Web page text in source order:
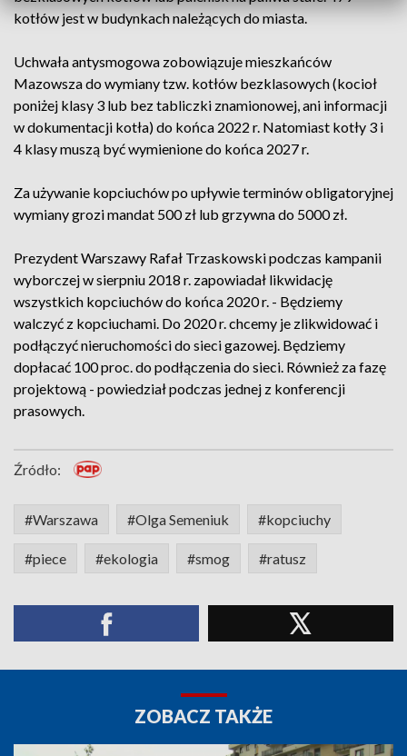
kotłów jest w budynkach należących do miasta.
Uchwała antysmogowa zobowiązuje mieszkańców
Mazowsza do wymiany tzw. kotłów bezklasowych (kocioł
poniżej klasy 3 lub bez tabliczki znamionowej, ani informacji
w dokumentacji kotła) do końca 2022 r. Natomiast kotły 3 i
4 klasy muszą być wymienione do końca 2027 r.
Za używanie kopciuchów po upływie terminów obligatoryjnej
wymiany grozi mandat 500 zł lub grzywna do 5000 zł.
Prezydent Warszawy Rafał Trzaskowski podczas kampanii
wyborczej w sierpniu 2018 r. zapowiadał likwidację
wszystkich kopciuchów do końca 2020 r. - Będziemy
walczyć z kopciuchami. Do 2020 r. chcemy je zlikwidować i
podłączyć nieruchomości do sieci gazowej. Będziemy
dopłacać 100 proc. do podłączenia do sieci. Również za fazę
projektową - powiedział podczas jednej z konferencji
prasowych.
Źródło:
#Warszawa #Olga Semeniuk #kopciuchy
#piece #ekologia #smog #ratusz
ZOBACZ TAKŻE